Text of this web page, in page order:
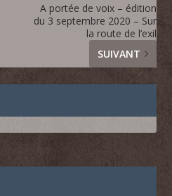
A portée de voix – édition
du 3 septembre 2020 – Sur
la route de l’exil
SUIVANT